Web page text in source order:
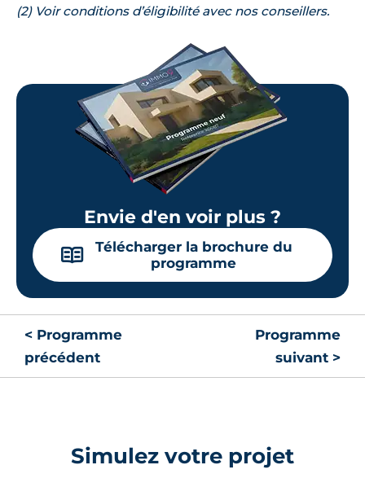
(2) Voir conditions d’éligibilité avec nos conseillers.
Envie d'en voir plus ?
📖
Télécharger la brochure du
programme
< Programme
précédent
Programme
suivant >
Simulez votre projet